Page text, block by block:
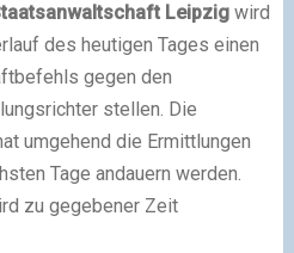
Leipzigwird
des heutigen Tages einen
gegen den
stellen. Die
umgehend die Ermittlungen
Tage andauern werden.
zu gegebener Zeit